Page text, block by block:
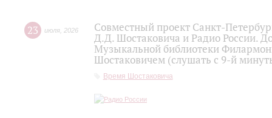
23 июля 2026
Совместный проект Санкт-
Д.Д. Шостаковича и Радио России.
Музыкальной библиотеки
Шостаковичем (слушать с 9-й
Время Шостаковича